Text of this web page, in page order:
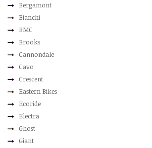
Bergamont
Bianchi
BMC
Brooks
Cannondale
Cavo
Crescent
Eastern Bikes
Ecoride
Electra
Ghost
Giant